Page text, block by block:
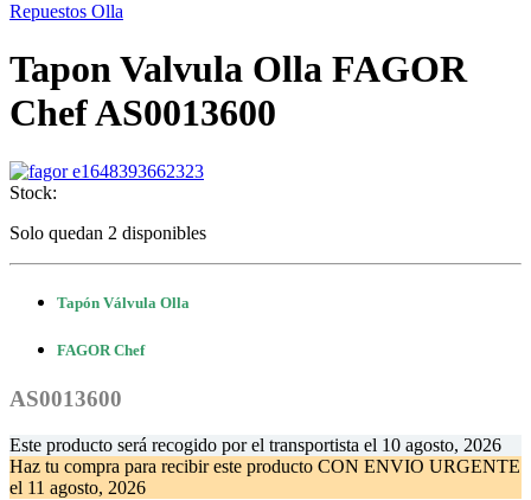
Repuestos Olla
Tapon Valvula Olla FAGOR
Chef AS0013600
Stock:
Solo quedan 2 disponibles
Tapón Válvula Olla
FAGOR Chef
AS0013600
Este producto será recogido por el transportista el 10 agosto, 2026
Haz tu compra para recibir este producto CON ENVIO URGENTE
el 11 agosto, 2026